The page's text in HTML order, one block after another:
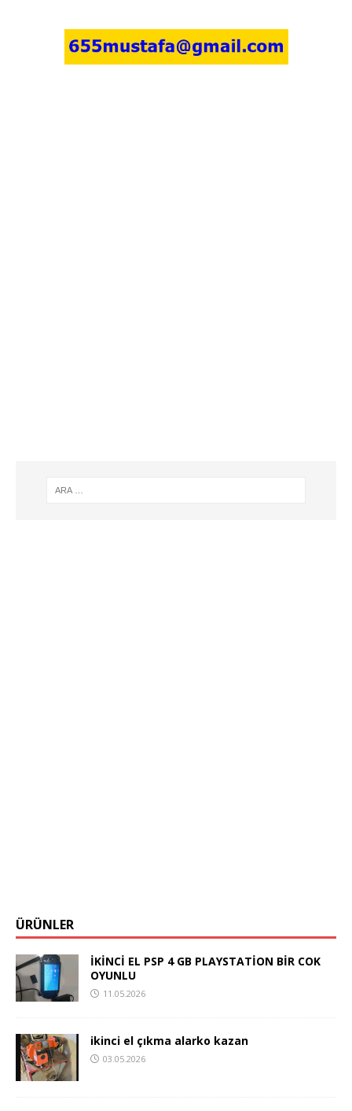
ÜRÜNLER
İKİNCİ EL PSP 4 GB PLAYSTATİON BİR COK
OYUNLU
11.05.2026
ikinci el çıkma alarko kazan
03.05.2026